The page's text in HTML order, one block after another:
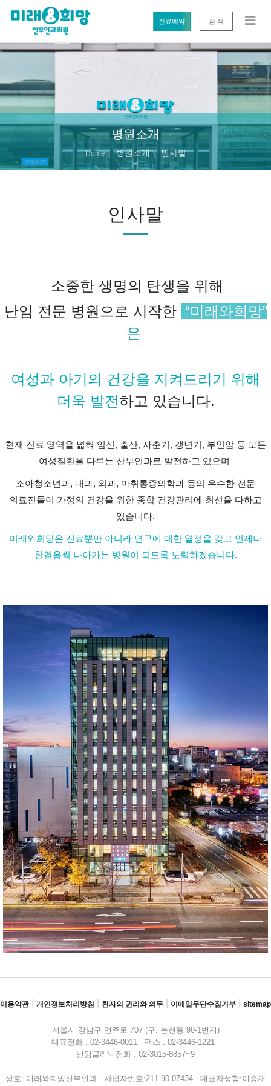
진료예약 검 색
병원소개
Home 병원소개 인사말
인사말
소중한 생명의 탄생을 위해
난임 전문 병원으로 시작한 “미래와희망”
은
여성과 아기의 건강을 지켜드리기 위해
더욱 발전하고 있습니다.
현재 진료 영역을 넓혀 임신, 출산, 사춘기, 갱년기, 부인암 등 모든
여성질환을 다루는 산부인과로 발전하고 있으며
소아청소년과, 내과, 외과, 마취통증의학과 등의 우수한 전문
의료진들이 가정의 건강을 위한 종합 건강관리에 최선을 다하고
있습니다.
미래와희망은 진료뿐만 아니라 연구에 대한 열정을 갖고 언제나
한걸음씩 나아가는 병원이 되도록 노력하겠습니다.
이용약관 개인정보처리방침 환자의 권리와 의무 이메일무단수집거부 sitemap
서울시 강남구 언주로 707 (구. 논현동 90-1번지)
대표전화 : 02-3446-0011 팩스 : 02-3446-1221
난임클리닉전화 : 02-3015-8857~9
상호: 미래와희망산부인과 사업자번호:211-90-07434 대표자성함:이승재